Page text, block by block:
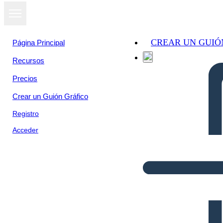
Página Principal
Recursos
Precios
Crear un Guión Gráfico
Registro
Acceder
CREAR UN